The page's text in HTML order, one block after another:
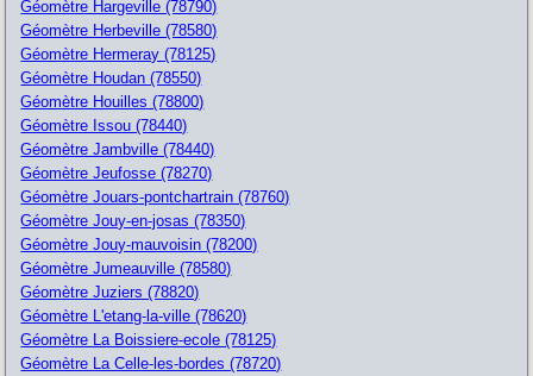
Géomètre Hargeville (78790)
Géomètre Herbeville (78580)
Géomètre Hermeray (78125)
Géomètre Houdan (78550)
Géomètre Houilles (78800)
Géomètre Issou (78440)
Géomètre Jambville (78440)
Géomètre Jeufosse (78270)
Géomètre Jouars-pontchartrain (78760)
Géomètre Jouy-en-josas (78350)
Géomètre Jouy-mauvoisin (78200)
Géomètre Jumeauville (78580)
Géomètre Juziers (78820)
Géomètre L'etang-la-ville (78620)
Géomètre La Boissiere-ecole (78125)
Géomètre La Celle-les-bordes (78720)